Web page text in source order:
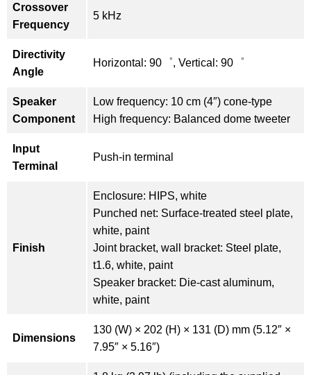
Crossover
Frequency
5 kHz
Directivity
Angle
Horizontal: 90゜, Vertical: 90゜
Speaker
Component
Low frequency: 10 cm (4″) cone-type
High frequency: Balanced dome tweeter
Input
Terminal
Push-in terminal
Finish
Enclosure: HIPS, white
Punched net: Surface-treated steel plate,
white, paint
Joint bracket, wall bracket: Steel plate,
t1.6, white, paint
Speaker bracket: Die-cast aluminum,
white, paint
Dimensions
130 (W) × 202 (H) × 131 (D) mm (5.12″ ×
7.95″ × 5.16″)